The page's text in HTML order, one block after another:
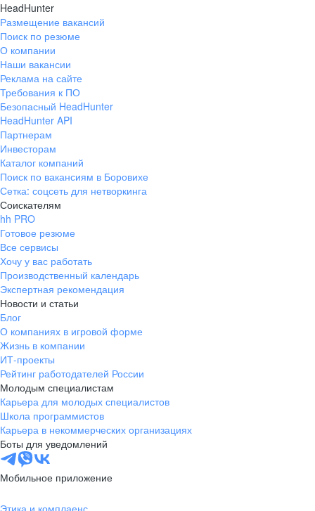
HeadHunter
Размещение вакансий
Поиск по резюме
О компании
Наши вакансии
Реклама на сайте
Требования к ПО
Безопасный HeadHunter
HeadHunter API
Партнерам
Инвесторам
Каталог компаний
Поиск по вакансиям в Боровихе
Сетка: соцсеть для нетворкинга
Соискателям
hh PRO
Готовое резюме
Все сервисы
Хочу у вас работать
Производственный календарь
Экспертная рекомендация
Новости и статьи
Блог
О компаниях в игровой форме
Жизнь в компании
ИТ-проекты
Рейтинг работодателей России
Молодым специалистам
Карьера для молодых специалистов
Школа программистов
Карьера в некоммерческих организациях
Боты для уведомлений
Мобильное приложение